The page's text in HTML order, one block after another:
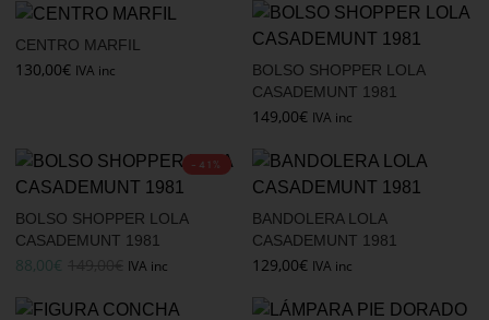
CENTRO MARFIL
130,00€ IVA inc
BOLSO SHOPPER LOLA
CASADEMUNT 1981
149,00€ IVA inc
-41%
BOLSO SHOPPER LOLA
CASADEMUNT 1981
88,00€ IVA inc
BANDOLERA LOLA
CASADEMUNT 1981
129,00€ IVA inc